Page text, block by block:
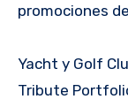
promociones
Yacht y Golf
Tribute